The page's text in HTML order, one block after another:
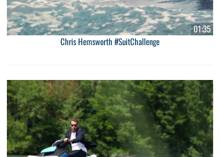
01:35
Chris Hemsworth #SuitChallenge